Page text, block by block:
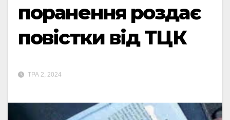
поранення роздає
повістки від ТЦК
ТРА 2, 2024